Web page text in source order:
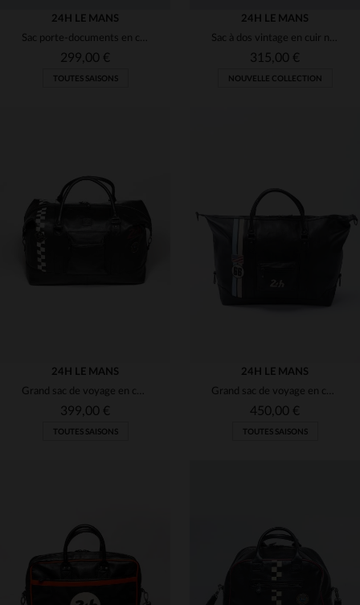
TAILLES DISPONIBLES
24H LE MANS
Sac porte-documents en cuir noir racing
299,00 €
TOUTES SAISONS
TAILLES DISPONIBLES
24H LE MANS
Sac à dos vintage en cuir noir
315,00 €
NOUVELLE COLLECTION
TAILLES DISPONIBLES
TU
24H LE MANS
Grand sac de voyage en cuir noir avec bande Racing
399,00 €
TOUTES SAISONS
TAILLES DISPONIBLES
TU
24H LE MANS
Grand sac de voyage en cuir noir Le Mans 66
450,00 €
TOUTES SAISONS